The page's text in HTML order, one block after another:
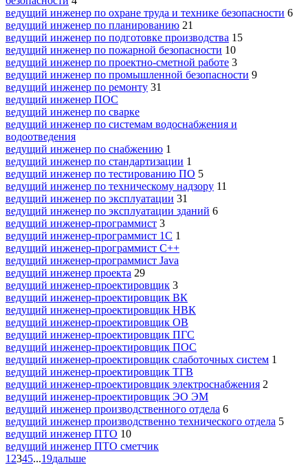
ведущий инженер по охране труда и технике безопасности 6
ведущий инженер по планированию 21
ведущий инженер по подготовке производства 15
ведущий инженер по пожарной безопасности 10
ведущий инженер по проектно-сметной работе 3
ведущий инженер по промышленной безопасности 9
ведущий инженер по ремонту 31
ведущий инженер ПОС
ведущий инженер по сварке
ведущий инженер по системам водоснабжения и
водоотведения
ведущий инженер по снабжению 1
ведущий инженер по стандартизации 1
ведущий инженер по тестированию ПО 5
ведущий инженер по техническому надзору 11
ведущий инженер по эксплуатации 31
ведущий инженер по эксплуатации зданий 6
ведущий инженер-программист 3
ведущий инженер-программист 1С 1
ведущий инженер-программист C++
ведущий инженер-программист Java
ведущий инженер проекта 29
ведущий инженер-проектировщик 3
ведущий инженер-проектировщик ВК
ведущий инженер-проектировщик НВК
ведущий инженер-проектировщик ОВ
ведущий инженер-проектировщик ПГС
ведущий инженер-проектировщик ПОС
ведущий инженер-проектировщик слаботочных систем 1
ведущий инженер-проектировщик ТГВ
ведущий инженер-проектировщик электроснабжения 2
ведущий инженер-проектировщик ЭО ЭМ
ведущий инженер производственного отдела 6
ведущий инженер производственно технического отдела 5
ведущий инженер ПТО 10
ведущий инженер ПТО сметчик
1 2345...19дальше